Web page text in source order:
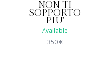
NON TI
SOPPORTO
PIU'
Available
350€